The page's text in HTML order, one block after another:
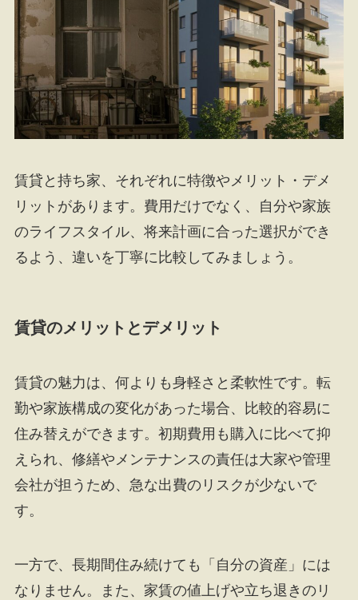
賃貸と持ち家、それぞれに特徴やメリット・デメ
リットがあります。費用だけでなく、自分や家族
のライフスタイル、将来計画に合った選択ができ
るよう、違いを丁寧に比較してみましょう。
賃貸のメリットとデメリット
賃貸の魅力は、何よりも身軽さと柔軟性です。転
勤や家族構成の変化があった場合、比較的容易に
住み替えができます。初期費用も購入に比べて抑
えられ、修繕やメンテナンスの責任は大家や管理
会社が担うため、急な出費のリスクが少ないで
す。
一方で、長期間住み続けても「自分の資産」には
なりません。また、家賃の値上げや立ち退きのリ